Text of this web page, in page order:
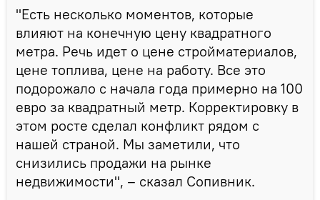
"Есть несколько моментов, которые
влияют на конечную цену квадратного
метра. Речь идет о цене стройматериалов,
цене топлива, цене на работу. Все это
подорожало с начала года примерно на 100
евро за квадратный метр. Корректировку в
этом росте сделал конфликт рядом с
нашей страной. Мы заметили, что
снизились продажи на рынке
недвижимости", – сказал Сопивник.